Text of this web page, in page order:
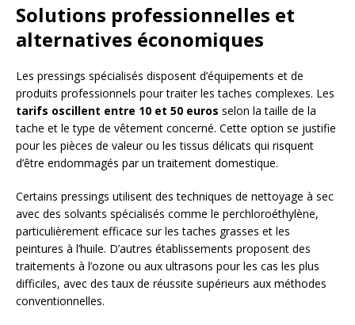
Solutions professionnelles et
alternatives économiques
Les pressings spécialisés disposent d’équipements et de
produits professionnels pour traiter les taches complexes. Les
tarifs oscillent entre 10 et 50 euros selon la taille de la
tache et le type de vêtement concerné. Cette option se justifie
pour les pièces de valeur ou les tissus délicats qui risquent
d’être endommagés par un traitement domestique.
Certains pressings utilisent des techniques de nettoyage à sec
avec des solvants spécialisés comme le perchloroéthylène,
particulièrement efficace sur les taches grasses et les
peintures à l’huile. D’autres établissements proposent des
traitements à l’ozone ou aux ultrasons pour les cas les plus
difficiles, avec des taux de réussite supérieurs aux méthodes
conventionnelles.